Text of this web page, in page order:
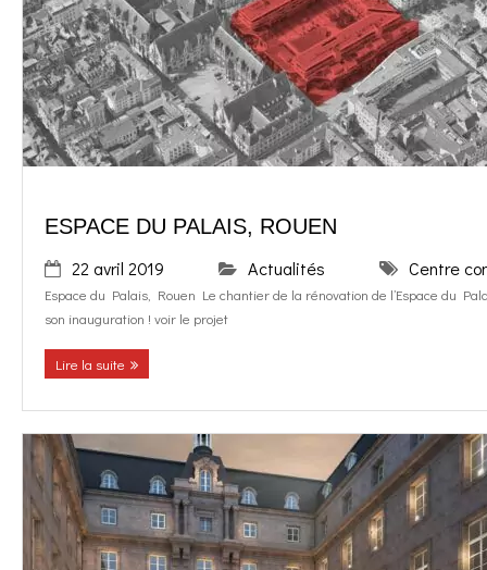
o
k
g
r
a
contact
FR
EN
ESPACE DU PALAIS, ROUEN
22 avril 2019 Actualités Centre
Espace du Palais, Rouen Le chantier de la rénovation de l’Espace du
son inauguration ! voir le projet
Lire la suite